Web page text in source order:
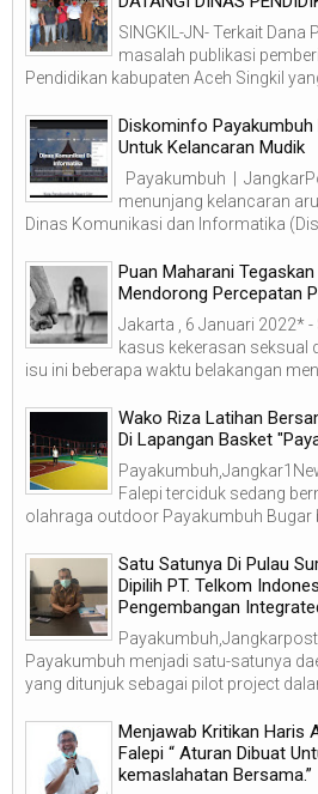
SINGKIL-JN- Terkait Dana
masalah publikasi
Pendidikan kabupaten Aceh Singkil
Diskominfo Payakumbuh
Untuk Kelancaran Mudik
Payakumbuh |
menunjang kelancaran
Dinas Komunikasi dan Informatika
Puan Maharani
Mendorong Percepatan
Jakarta , 6 Januari 2022*
kasus kekerasan seksual
isu ini beberapa waktu belakangan
Wako Riza Latihan
Di Lapangan Basket
Falepi terciduk sedang
olahraga outdoor Payakumbuh Bugar
Satu Satunya Di Pulau
Dipilih PT. Telkom
Pengembangan
Payakumbuh menjadi satu-satunya
yang ditunjuk sebagai pilot project
Menjawab Kritikan Haris
Falepi “ Aturan Dibuat
kemaslahatan Bersama.”